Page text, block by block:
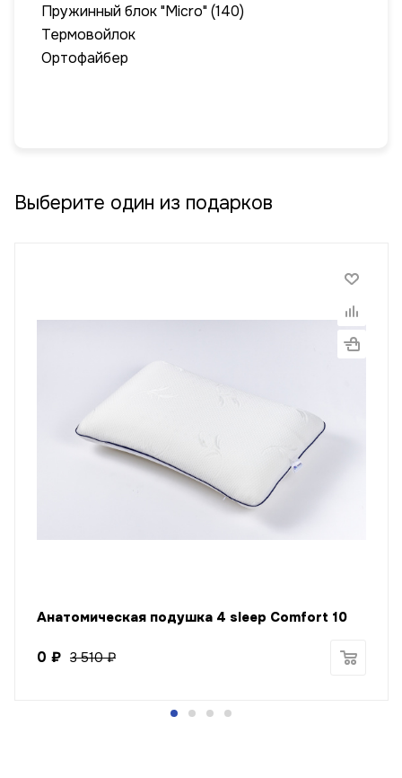
Пружинный блок "Micro" (140)
Термовойлок
Ортофайбер
Выберите один из подарков
Анатомическая подушка 4 sleep Comfort 10
0 ₽ 3 510₽